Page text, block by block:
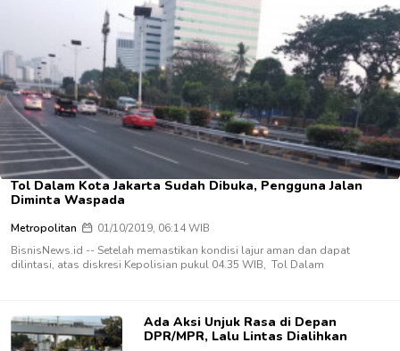
Tol Dalam Kota Jakarta Sudah Dibuka, Pengguna Jalan
Diminta Waspada
Metropolitan
01/10/2019, 06:14 WIB
BisnisNews.id -- Setelah memastikan kondisi lajur aman dan dapat
dilintasi, atas diskresi Kepolisian pukul 04.35 WIB, Tol Dalam
Ada Aksi Unjuk Rasa di Depan
DPR/MPR, Lalu Lintas Dialihkan